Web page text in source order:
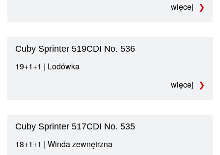
więcej
Cuby Sprinter 519CDI No. 536
19+1+1 | Lodówka
więcej
Cuby Sprinter 517CDI No. 535
18+1+1 | Winda zewnętrzna